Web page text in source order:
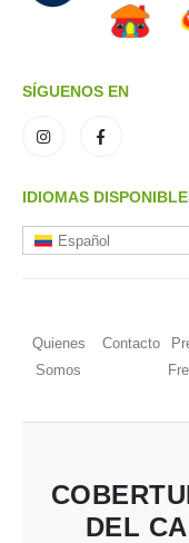
SÍGUENOS EN
IDIOMAS
Español
Quienes
Somos
Contacto
DEL